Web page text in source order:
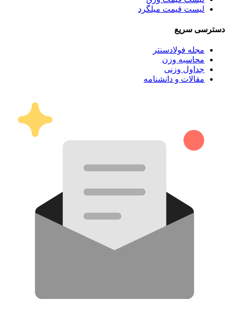
لیست قیمت میلگرد
دسترسی سریع
مجله فولادسنتر
محاسبه وزن
جداول وزنی
مقالات و دانشنامه